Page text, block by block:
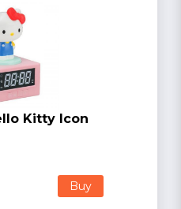
Kitty Icon
Buy